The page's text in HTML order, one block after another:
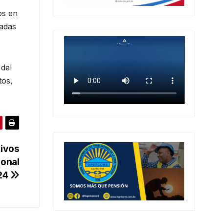
en